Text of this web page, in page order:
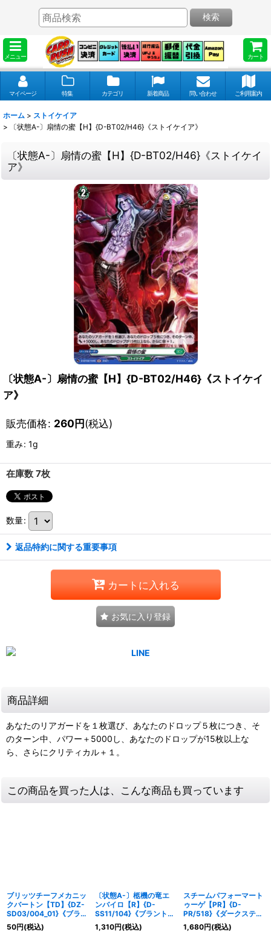
メニュー カート
検索
マイページ 特集 カテゴリ 新着商品 問い合わせ ご利用案内
ホーム > ストイケイア
>
〔状態A-〕扇情の蜜【H】{D-BT02/H46}《ストイケイア》
〔状態A-〕扇情の蜜【H】{D-BT02/H46}《ストイケイ
ア》
〔状態A-〕扇情の蜜【H】{D-BT02/H46}《ストイケイ
ア》
販売価格: 260円(税込)
重み: 1g
在庫数 7枚
数量:
返品特約に関する重要事項
カートに入れる
お気に入り登録
商品詳細
あなたのリアガードを１枚選び、あなたのドロップ５枚につき、そ
のターン中、パワー＋5000し、あなたのドロップが15枚以上な
ら、さらにクリティカル＋１。
この商品を買った人は、こんな商品も買っています
ブリッツチーフメカニッ
クバートン【TD】{DZ-
SD03/004_01}《ブラン
トゲート》
50円(税込)
〔状態A-〕柩機の竜エ
ンバイロ【R】{D-
SS11/104}《ブラントゲ
ート》
1,310円(税込)
スチームパフォーマート
ゥーゲ【PR】{D-
PR/518}《ダークステイ
ツ》
1,680円(税込)